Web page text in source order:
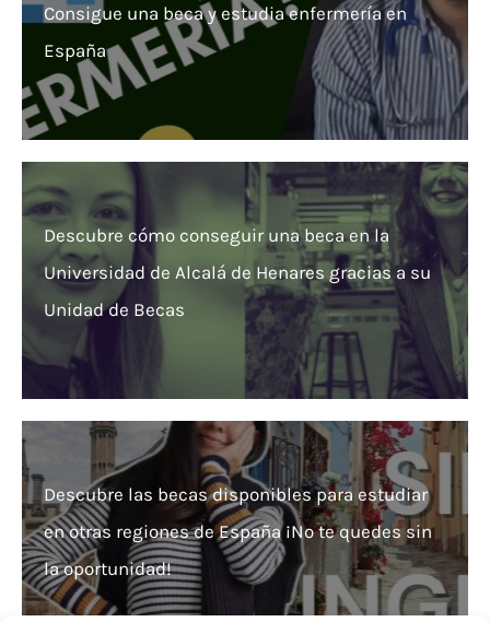
Consigue una beca y estudia enfermería en
España
Descubre cómo conseguir una beca en la
Universidad de Alcalá de Henares gracias a su
Unidad de Becas
Descubre las becas disponibles para estudiar
en otras regiones de España ¡No te quedes sin
la oportunidad!